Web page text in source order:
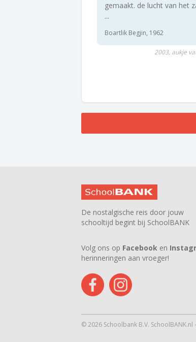
gemaakt. de lucht van het
...
Boartlik Begjin, 1962
2003, aukje
De nostalgische reis door jouw
schooltijd begint bij SchoolBANK
Volg ons op Facebook en
herinneringen aan vroeger!
© 2026 Schoolbank B.V.